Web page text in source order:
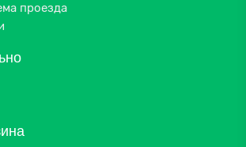
проезда